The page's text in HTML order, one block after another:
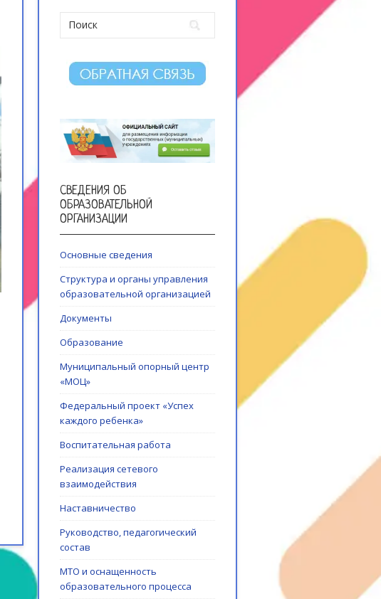
СВЕДЕНИЯ ОБ
ОБРАЗОВАТЕЛЬНОЙ
ОРГАНИЗАЦИИ
Основные сведения
Структура и органы управления
образовательной организацией
Документы
Образование
Муниципальный опорный центр
«МОЦ»
Федеральный проект «Успех
каждого ребенка»
Воспитательная работа
Реализация сетевого
взаимодействия
Наставничество
Руководство, педагогический
состав
МТО и оснащенность
образовательного процесса